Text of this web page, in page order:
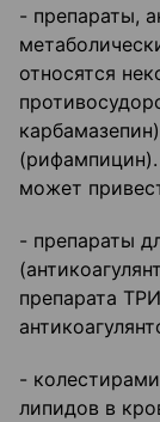
- препараты,
относятся
может
- препараты
препарата
-
липидов в